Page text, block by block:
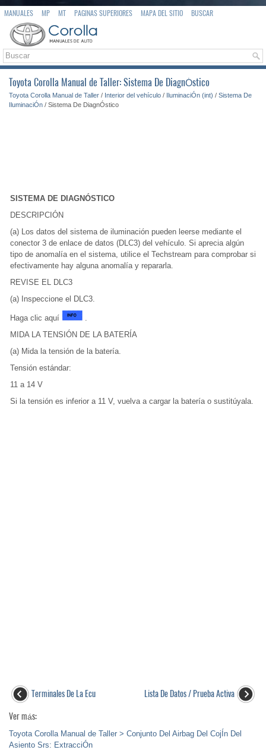
MANUALES MP MT PAGINAS SUPERIORES MAPA DEL SITIO BUSCAR
Toyota Corolla Manual de Taller: Sistema De DiagnÓstico
Toyota Corolla Manual de Taller / Interior del vehículo / IluminaciÓn (int) / Sistema De
IluminaciÓn / Sistema De DiagnÓstico
SISTEMA DE DIAGNÓSTICO
DESCRIPCIÓN
(a) Los datos del sistema de iluminación pueden leerse mediante el
conector 3 de enlace de datos (DLC3) del vehículo. Si aprecia algún
tipo de anomalía en el sistema, utilice el Techstream para comprobar si
efectivamente hay alguna anomalía y repararla.
REVISE EL DLC3
(a) Inspeccione el DLC3.
Haga clic aquí
.
MIDA LA TENSIÓN DE LA BATERÍA
(a) Mida la tensión de la batería.
Tensión estándar:
11 a 14 V
Si la tensión es inferior a 11 V, vuelva a cargar la batería o sustitúyala.
Terminales De La Ecu
Lista De Datos / Prueba Activa
Ver más:
Toyota Corolla Manual de Taller > Conjunto Del Airbag Del CojÍn Del
Asiento Srs: ExtracciÓn